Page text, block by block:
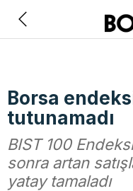
Borsa
tutunamadı
BIST 100
sonra artan
yatay tamaladı